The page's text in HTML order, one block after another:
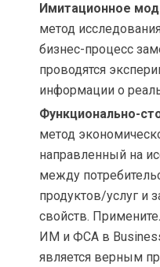
Имитационное
метод
бизнес-процесс
проводятся
информации о
Функционально-
метод
направленный на
между
продуктов/услуг и
свойств.
ИМ и ФСА в
является верным